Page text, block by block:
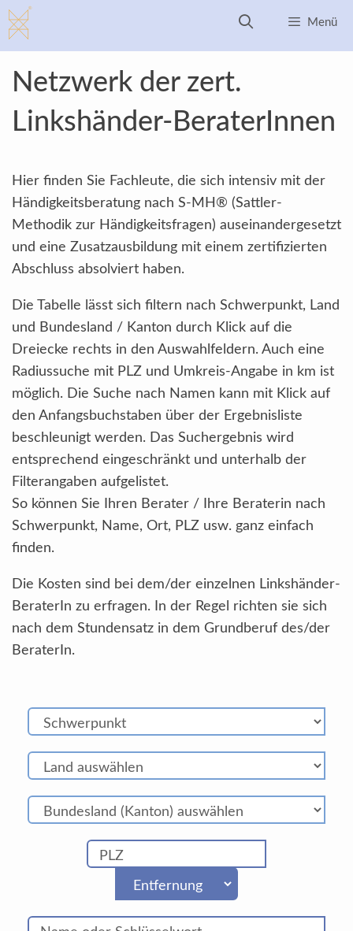
Zum
Inhalt
springen
Menü
Netzwerk der zert.
Linkshänder-BeraterInnen
Hier finden Sie Fachleute, die sich intensiv mit der
Händigkeitsberatung nach S-MH® (Sattler-
Methodik zur Händigkeitsfragen) auseinandergesetzt
und eine Zusatzausbildung mit einem zertifizierten
Abschluss absolviert haben.
Die Tabelle lässt sich filtern nach Schwerpunkt, Land
und Bundesland / Kanton durch Klick auf die
Dreiecke rechts in den Auswahlfeldern. Auch eine
Radiussuche mit PLZ und Umkreis-Angabe in km ist
möglich. Die Suche nach Namen kann mit Klick auf
den Anfangsbuchstaben über der Ergebnisliste
beschleunigt werden. Das Suchergebnis wird
entsprechend eingeschränkt und unterhalb der
Filterangaben aufgelistet.
So können Sie Ihren Berater / Ihre Beraterin nach
Schwerpunkt, Name, Ort, PLZ usw. ganz einfach
finden.
Die Kosten sind bei dem/der einzelnen Linkshänder-
BeraterIn zu erfragen. In der Regel richten sie sich
nach dem Stundensatz in dem Grundberuf des/der
BeraterIn.